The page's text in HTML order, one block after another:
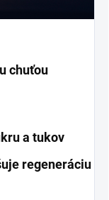
chuťou
a tukov
regeneráciu